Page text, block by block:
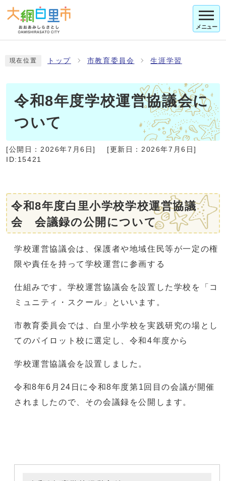
メニュー
現在位置 トップ 市教育委員会 生涯学習
令和8年度学校運営協議会に
ついて
[公開日： 2026年7月6日] [更新日： 2026年7月6日]
ID:15421
令和8年度白里小学校学校運営協議
会 会議録の公開について
学校運営協議会は、保護者や地域住民等が一定の権
限や責任を持って学校運営に参画する
仕組みです。学校運営協議会を設置した学校を「コ
ミュニティ・スクール」といいます。
市教育委員会では、白里小学校を実践研究の場とし
てのパイロット校に選定し、令和4年度から
学校運営協議会を設置しました。
令和8年6月24日に令和8年度第1回目の会議が開催
されましたので、その会議録を公開します。